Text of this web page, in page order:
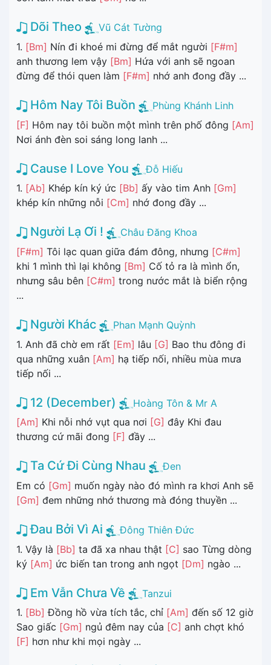
Dõi Theo
Vũ Cát Tường
1. [Bm] Nín đi khoé mi đừng để mắt người [F#m]
anh thương lem vậy [Bm] Hứa với anh sẽ ngoan
đừng để thói quen làm [F#m] nhớ anh đong đầy ...
Hôm Nay Tôi Buồn
Phùng Khánh Linh
[F] Hôm nay tôi buồn một mình trên phố đông [Am]
Nơi ánh đèn soi sáng long lanh ...
Cause I Love You
Đỗ Hiếu
1. [Ab] Khép kín ký ức [Bb] ấy vào tim Anh [Gm]
khép kín những nỗi [Cm] nhớ đong đầy ...
Người Lạ Ơi !
Châu Đăng Khoa
[F#m] Tôi lạc quan giữa đám đông, nhưng [C#m]
khi 1 mình thì lại không [Bm] Cố tỏ ra là mình ổn,
nhưng sâu bên [C#m] trong nước mắt là biển rộng
...
Người Khác
Phan Mạnh Quỳnh
1. Anh đã chờ em rất [Em] lâu [G] Bao thu đông đi
qua những xuân [Am] hạ tiếp nối, nhiều mùa mưa
tiếp nối ...
12 (December)
Hoàng Tôn & Mr A
[Am] Khi nỗi nhớ vụt qua nơi [G] đây Khi đau
thương cứ mãi đong [F] đầy ...
Ta Cứ Đi Cùng Nhau
Đen
Em có [Gm] muốn ngày nào đó mình ra khơi Anh sẽ
[Gm] đem những nhớ thương mà đóng thuyền ...
Đau Bởi Vì Ai
Đông Thiên Đức
1. Vậy là [Bb] ta đã xa nhau thật [C] sao Từng dòng
ký [Am] ức biến tan trong anh ngọt [Dm] ngào ...
Em Vẫn Chưa Về
Tanzui
1. [Bb] Đồng hồ vừa tích tắc, chỉ [Am] đến số 12 giờ
Sao giấc [Gm] ngủ đêm nay của [C] anh chợt khó
[F] hơn như khi mọi ngày ...